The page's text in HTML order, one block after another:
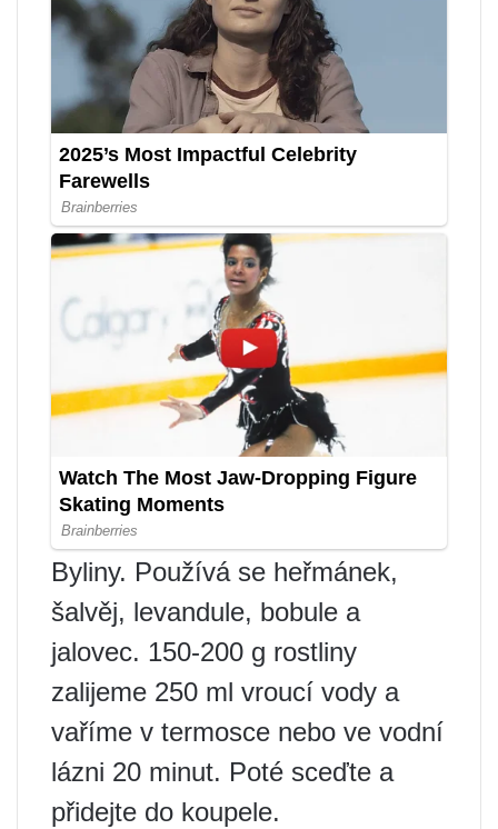
Byliny. Používá se heřmánek,
šalvěj, levandule, bobule a
jalovec. 150-200 g rostliny
zalijeme 250 ml vroucí vody a
vaříme v termosce nebo ve vodní
lázni 20 minut. Poté sceďte a
přidejte do koupele.